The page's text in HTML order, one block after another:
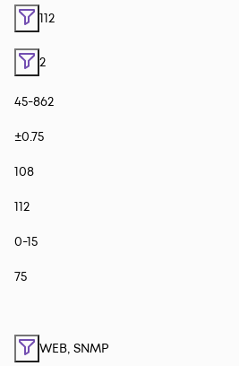
112
2
45-862
±0.75
108
112
0-15
75
WEB, SNMP